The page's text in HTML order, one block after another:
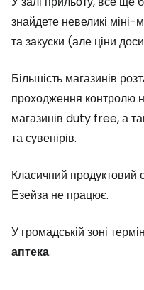
знайдете невеликі
та закуски (але ціни
Більшість магазинів
проходження контролю
магазинів duty free, а
та сувенірів.
Класичний продуктовий
Езейза не працює.
У громадській зоні
аптека.